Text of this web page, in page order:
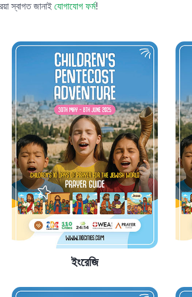
স্বাগত জানাই যোগাযোগ ফর্ম!
ইংরেজি